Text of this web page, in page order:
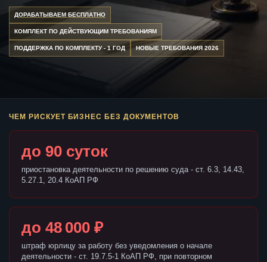
ДОРАБАТЫВАЕМ БЕСПЛАТНО
КОМПЛЕКТ ПО ДЕЙСТВУЮЩИМ ТРЕБОВАНИЯМ
ПОДДЕРЖКА ПО КОМПЛЕКТУ - 1 ГОД НОВЫЕ ТРЕБОВАНИЯ 2026
ЧЕМ РИСКУЕТ БИЗНЕС БЕЗ ДОКУМЕНТОВ
до 90 суток
приостановка деятельности по решению суда - ст. 6.3, 14.43,
5.27.1, 20.4 КоАП РФ
до 48 000 ₽
штраф юрлицу за работу без уведомления о начале
деятельности - ст. 19.7.5-1 КоАП РФ, при повторном